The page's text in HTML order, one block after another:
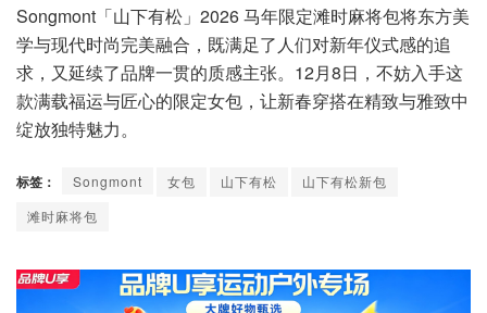
Songmont「山下有松」2026 马年限定滩时麻将包将东方美
学与现代时尚完美融合，既满足了人们对新年仪式感的追
求，又延续了品牌一贯的质感主张。12月8日，不妨入手这
款满载福运与匠心的限定女包，让新春穿搭在精致与雅致中
绽放独特魅力。
标签： Songmont 女包 山下有松
山下有松新包
滩时麻将包